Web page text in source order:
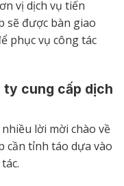
vị dịch vụ tiến
sẽ được bàn giao
phục vụ công tác
ty cung cấp dịch
lời mời chào về
cần tỉnh táo dựa vào